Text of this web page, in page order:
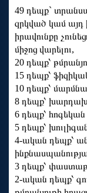
49 դեպք`
զրկված կամ այդ
իրավունքը
միջոց վարելու,
20 դեպք՝
15 դեպք՝
10 դեպք՝
8 դեպք՝
6 դեպք՝ հոգեկան
5 դեպք՝
4-ական դեպք՝
3 դեպք՝
2-ական դեպք՝